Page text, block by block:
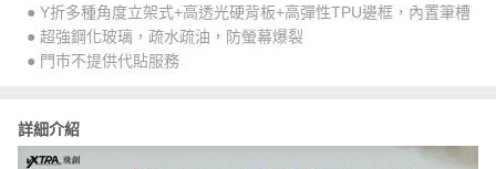
● Y折多種角度立架式+高透光硬背板+高彈性TPU邊框，內置筆槽
● 超強鋼化玻璃，疏水疏油，防螢幕爆裂
● 門市不提供代貼服務
詳細介紹